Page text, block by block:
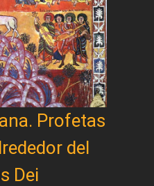
Profetas
del
Dei